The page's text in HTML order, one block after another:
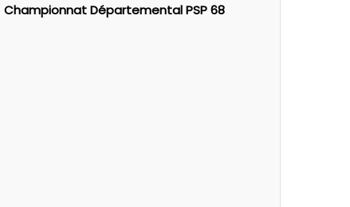
Championnat Départemental PSP 68